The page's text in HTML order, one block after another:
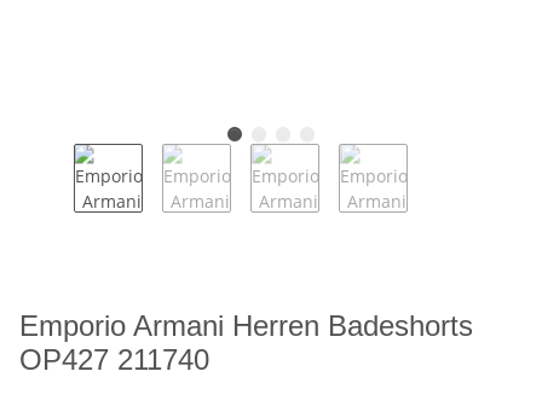
Emporio Armani Herren Badeshorts
OP427 211740